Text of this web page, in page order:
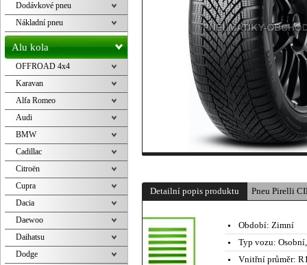
Detailní popis produktu Pneu Pirelli
Období: Zimní
Typ vozu:
Vnitřní průměr:
Dodávkové pneu
Nákladní pneu
Alu kola
OFFROAD 4x4
Karavan
Alfa Romeo
Audi
BMW
Cadillac
Citroën
Cupra
Dacia
Daewoo
Daihatsu
Dodge